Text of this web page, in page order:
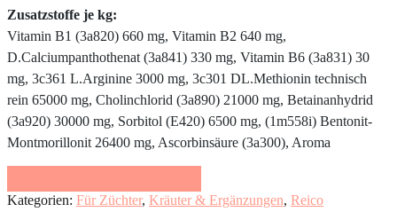
Zusatzstoffe je kg:
Vitamin B1 (3a820) 660 mg, Vitamin B2 640 mg,
D.Calciumpanthothenat (3a841) 330 mg, Vitamin B6 (3a831) 30
mg, 3c361 L.Arginine 3000 mg, 3c301 DL.Methionin technisch
rein 65000 mg, Cholinchlorid (3a890) 21000 mg, Betainanhydrid
(3a920) 30000 mg, Sorbitol (E420) 6500 mg, (1m558i) Bentonit-
Montmorillonit 26400 mg, Ascorbinsäure (3a300), Aroma
Kategorien: Für Züchter, Kräuter & Ergänzungen, Reico